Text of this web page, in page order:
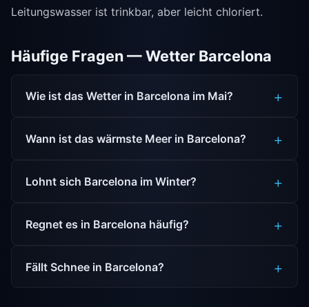
Leitungswasser ist trinkbar, aber leicht chloriert.
Häufige Fragen — Wetter Barcelona
Wie ist das Wetter in Barcelona im Mai?
Wann ist das wärmste Meer in Barcelona?
Lohnt sich Barcelona im Winter?
Regnet es in Barcelona häufig?
Fällt Schnee in Barcelona?